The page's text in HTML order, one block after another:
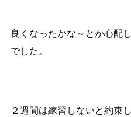
良くなったかな～とか心配
でした。
２週間は練習しないと約束